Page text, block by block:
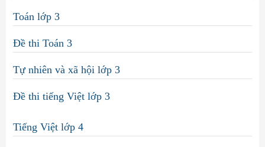
Toán lớp 3
Đề thi Toán 3
Tự nhiên và xã hội lớp 3
Đề thi tiếng Việt lớp 3
Tiếng Việt lớp 4